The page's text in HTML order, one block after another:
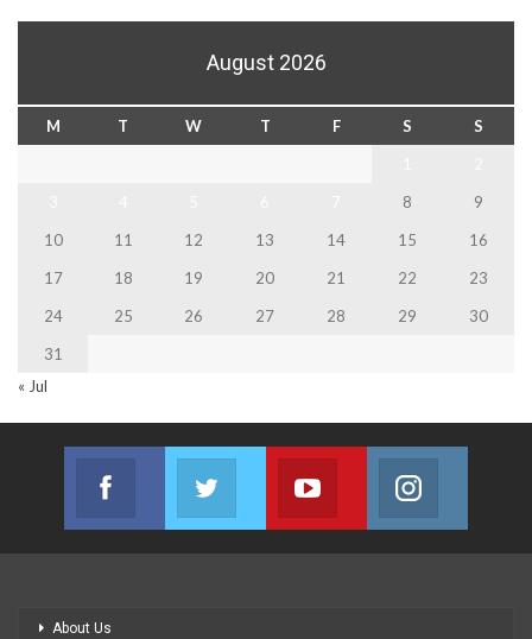
August 2026
M T W T F S
S
8
9
10
11 12 13 14 15
16
17
18 19 20 21 22
23
24
25 26 27 28 29
30
31
« Jul
Facebook
Join us on Facebook
Twitter
Join us on Twitter
Youtube
Join us on Youtube
About Us